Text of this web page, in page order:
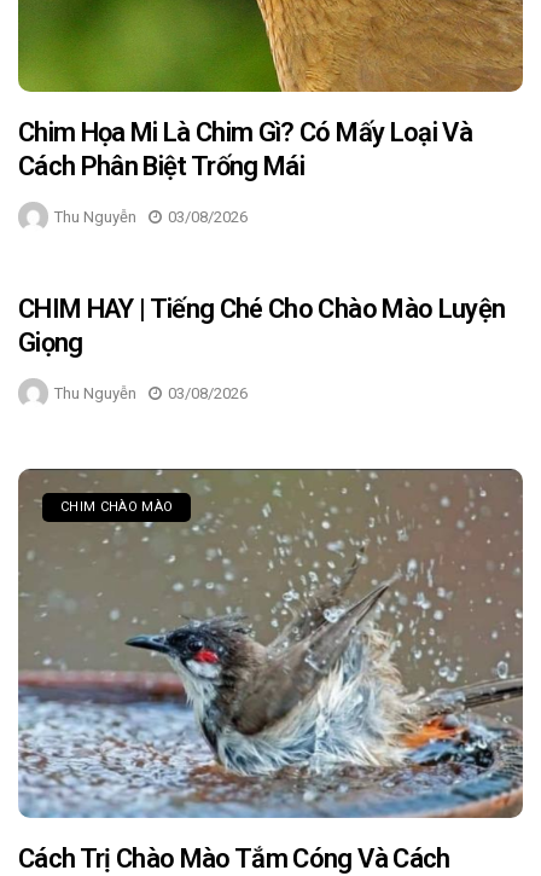
Chim Họa Mi Là Chim Gì? Có Mấy Loại Và
Cách Phân Biệt Trống Mái
Thu Nguyễn 03/08/2026
CHIM HAY | Tiếng Ché Cho Chào Mào Luyện
Giọng
Thu Nguyễn 03/08/2026
CHIM CHÀO MÀO
Cách Trị Chào Mào Tắm Cóng Và Cách